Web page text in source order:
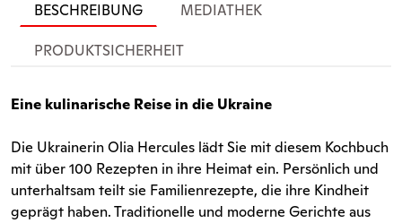
BESCHREIBUNG MEDIATHEK
PRODUKTSICHERHEIT
Eine kulinarische Reise in die Ukraine
Die Ukrainerin Olia Hercules lädt Sie mit diesem Kochbuch
mit über 100 Rezepten in ihre Heimat ein. Persönlich und
unterhaltsam teilt sie Familienrezepte, die ihre Kindheit
geprägt haben. Traditionelle und moderne Gerichte aus